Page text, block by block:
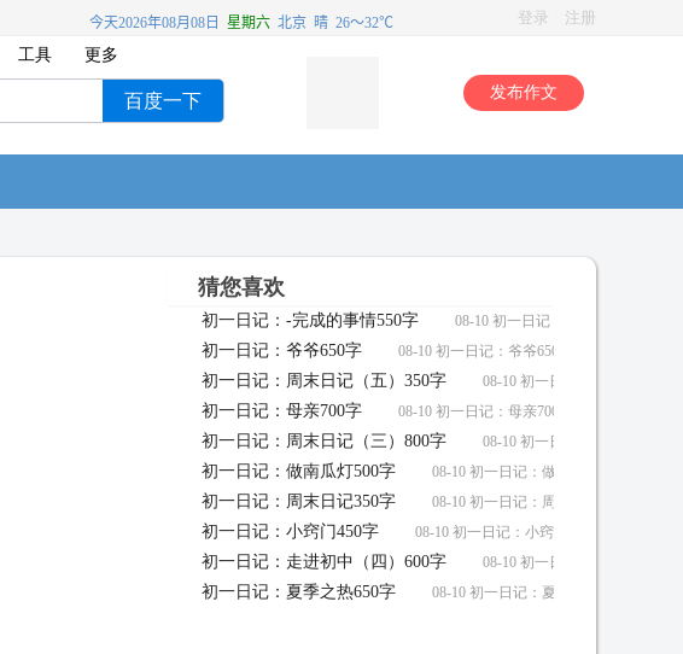
登录 注册
工具 更多
百度一下 发布作文
猜您喜欢
初一日记：-完成的事情550字 08-10 初一日记：-完成的事情550字
初一日记：爷爷650字 08-10 初一日记：爷爷650字作文
初一日记：周末日记（五）350字 08-10 初一日记：周末日记（五
初一日记：母亲700字 08-10 初一日记：母亲700字作文
初一日记：周末日记（三）800字 08-10 初一日记：周末日记（三
初一日记：做南瓜灯500字 08-10 初一日记：做南瓜灯500字作文
初一日记：周末日记350字 08-10 初一日记：周末日记350字作文
初一日记：小窍门450字 08-10 初一日记：小窍门450字作文
初一日记：走进初中（四）600字 08-10 初一日记：走进初中（四
初一日记：夏季之热650字 08-10 初一日记：夏季之热650字作文